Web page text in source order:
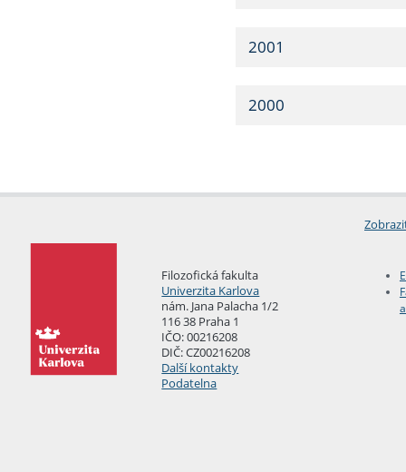
2001
2000
Filozofická fakulta
Univerzita Karlova
nám. Jana Palacha 1/2
116 38 Praha 1
IČO: 00216208
DIČ: CZ00216208
Další kontakty
Podatelna